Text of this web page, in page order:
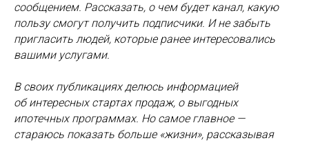
сообщением. Рассказать, о чем будет канал, какую
пользу смогут получить подписчики. И не забыть
пригласить людей, которые ранее интересовались
вашими услугами.
В своих публикациях делюсь информацией
об интересных стартах продаж, о выгодных
ипотечных программах. Но самое главное —
стараюсь показать больше «жизни», рассказывая